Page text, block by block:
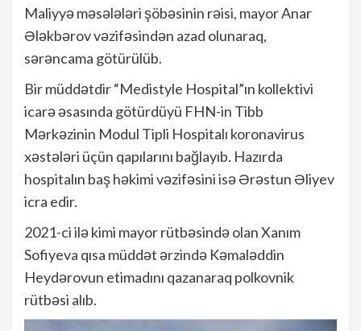
Maliyyə məsələləri şöbəsinin rəisi, mayor Anar
Ələkbərov vəzifəsindən azad olunaraq,
sərəncama götürülüb.
Bir müddətdir “Medistyle Hospital”ın kollektivi
icarə əsasında götürdüyü FHN-in Tibb
Mərkəzinin Modul Tipli Hospitalı koronavirus
xəstələri üçün qapılarını bağlayıb. Hazırda
hospitalın baş həkimi vəzifəsini isə Ərəstun Əliyev
icra edir.
2021-ci ilə kimi mayor rütbəsində olan Xanım
Sofiyeva qısa müddət ərzində Kəmaləddin
Heydərovun etimadını qazanaraq polkovnik
rütbəsi alıb.